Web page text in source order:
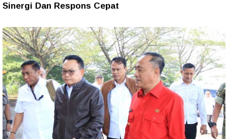
Sinergi Dan Respons Cepat